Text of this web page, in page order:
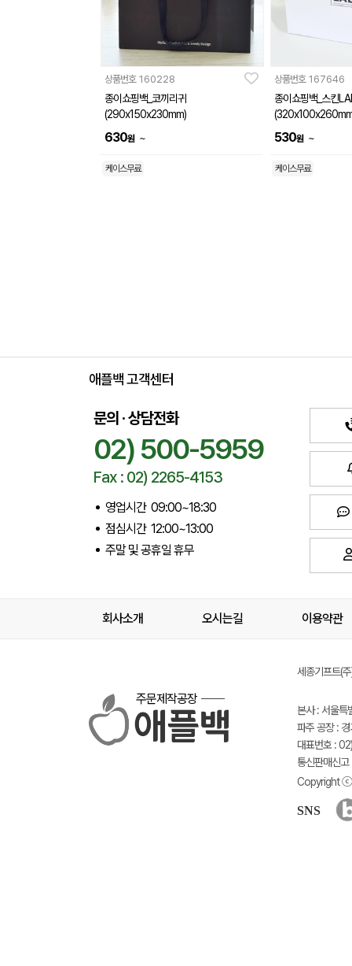
상품번호 160228
종이쇼핑백_코끼리귀
(290x150x230mm)
630원 ~
케이스무료
상품번호 167646
종이쇼핑백_스킨
530원 ~
케이스무료
애플백 고객센터
문의 · 상담전화
02) 500-5959
Fax : 02) 2265-4153
영업시간 09:00~18:30
점심시간 12:00~13:00
주말 및 공휴일 휴무
회사소개 오시는길 이용약관
주문제작공장
세종기프트(
본사 : 서울
파주 공장 :
대표번호 :
통신판매신
Copyright ⓒ
SNS